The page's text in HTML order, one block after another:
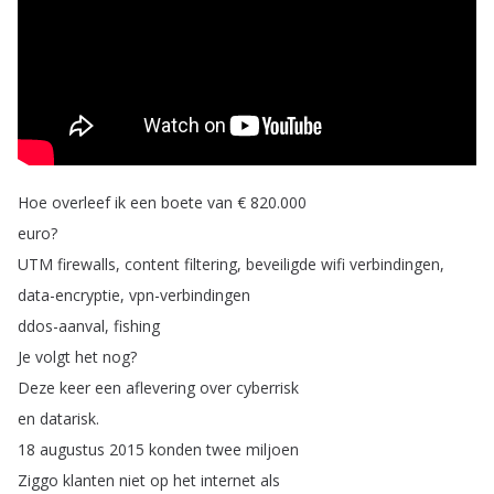
Hoe overleef ik een boete van € 820.000
euro?
UTM firewalls, content filtering, beveiligde wifi verbindingen,
data-encryptie, vpn-verbindingen
ddos-aanval, fishing
Je volgt het nog?
Deze keer een aflevering over cyberrisk
en datarisk.
18 augustus 2015 konden twee miljoen
Ziggo klanten niet op het internet als